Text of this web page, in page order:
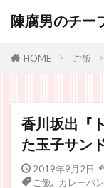
陳腐男のチー
HOME ご飯
香川坂出『
た玉子サン
2019年9月2日
ご飯
カレーパン